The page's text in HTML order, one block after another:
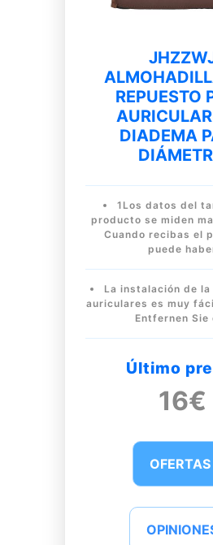
REPUESTO
DIADEMA
1Los datos del
producto se miden
Cuando recibas el
puede
La instalación de
auriculares es muy
Entfernen Sie
Último
16€
OFERTAS